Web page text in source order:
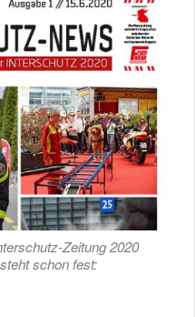
Zeitung 2020
schon fest: